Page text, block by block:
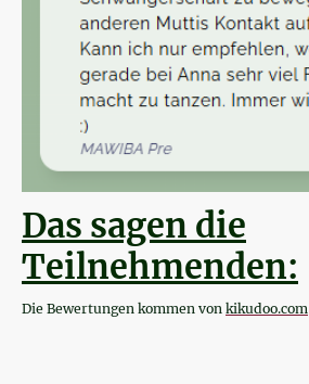
Das sagen die
Teilnehmenden:
Die Bewertungen kommen von kikudoo.com